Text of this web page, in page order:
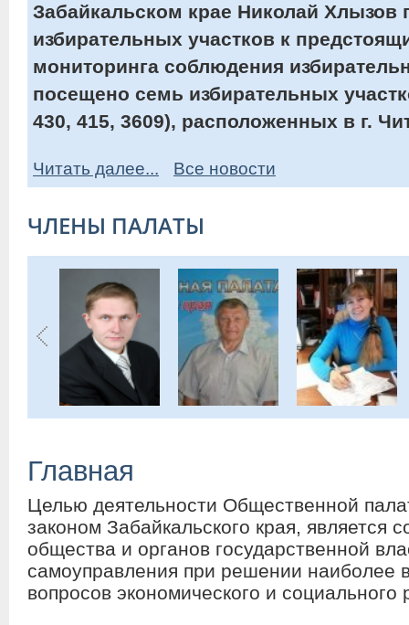
Забайкальском крае Николай Хлызов
избирательных участков к
мониторинга соблюдения
посещено семь избирательных
430, 415, 3609), расположенных в г.
Читать далее... Все новости
ЧЛЕНЫ ПАЛАТЫ
Главная
Целью деятельности Общественной
законом Забайкальского края, является
общества и органов государственной
самоуправления при решении наиболее
вопросов экономического и социального